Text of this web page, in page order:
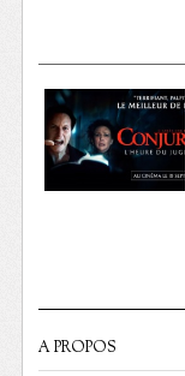
A PROPOS